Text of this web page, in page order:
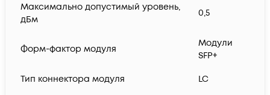
Максимально допустимый уровень,
дБм
0,5
Форм-фактор модуля
Модули
SFP+
Тип коннектора модуля LC